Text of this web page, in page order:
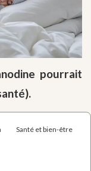
pourrait
Santé et bien-être